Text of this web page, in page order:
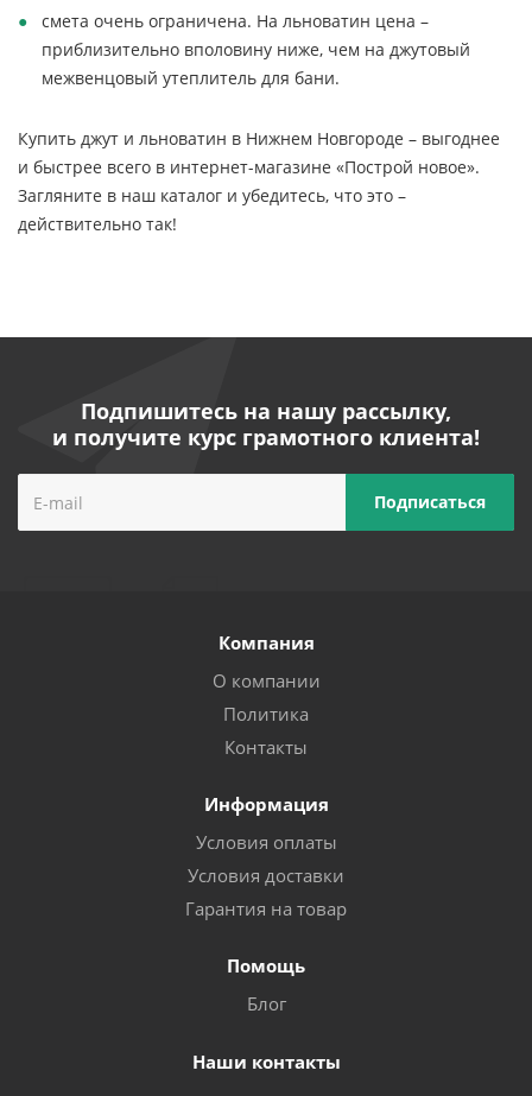
смета очень ограничена. На льноватин цена –
приблизительно вполовину ниже, чем на джутовый
межвенцовый утеплитель для бани.
Купить джут и льноватин в Нижнем Новгороде – выгоднее
и быстрее всего в интернет-магазине «Построй новое».
Загляните в наш каталог и убедитесь, что это –
действительно так!
Подпишитесь на нашу рассылку,
и получите курс грамотного клиента!
Компания
О компании
Политика
Контакты
Информация
Условия оплаты
Условия доставки
Гарантия на товар
Помощь
Блог
Наши контакты